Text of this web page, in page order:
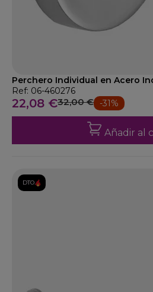
Perchero Individual en Acero
Ref: 06-460276
22,08 €32,00 € -31%
Añadir al
DTO.